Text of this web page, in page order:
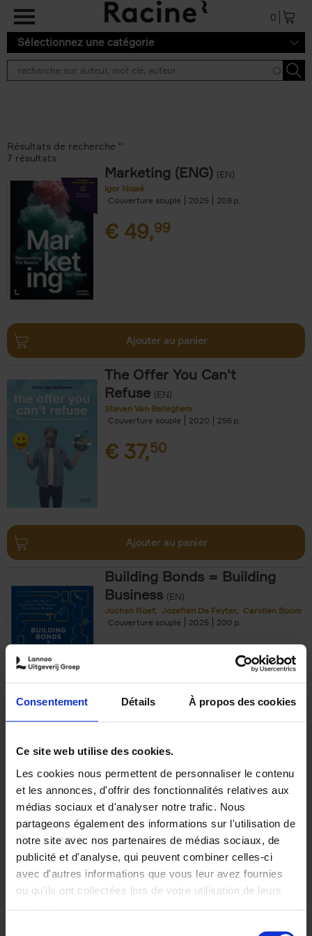
Consentement Détails À propos des cookies
Ce site web utilise des cookies.
Les cookies nous permettent de personnaliser le contenu
et les annonces, d'offrir des fonctionnalités relatives aux
médias sociaux et d'analyser notre trafic. Nous
partageons également des informations sur l'utilisation de
notre site avec nos partenaires de médias sociaux, de
publicité et d'analyse, qui peuvent combiner celles-ci
avec d'autres informations que vous leur avez fournies
ou qu'ils ont collectées lors de votre utilisation de leurs
Aller au contenu principal
0
Sélectionnez une catégorie
Résultats de recherche ''
7 résultats
Marketing (ENG) (EN)
Igor Nowé
Couverture souple
2025 208
€ 49,99
Ajouter au panier
The Offer You Can't
Refuse (EN)
Steven Van Belleghem
Couverture souple
2020 256
€ 37,50
Ajouter au panier
Building Bonds = Building
Business (EN)
Jochen Roef Jozefien De Feyter
Carolien Boom
Couverture souple
2025 200
€29,99
Optichannel Retail. Beyond
the Digital Hysteria
Gino Van Ossel
Autre finition
2019 350
€29,99